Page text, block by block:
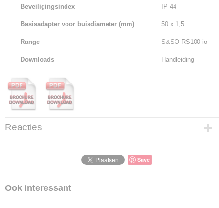
Beveiligingsindex IP 44
Basisadapter voor buisdiameter (mm) 50 x 1,5
Range S&SO RS100 io
Downloads Handleiding
Reacties
Save
Ook interessant